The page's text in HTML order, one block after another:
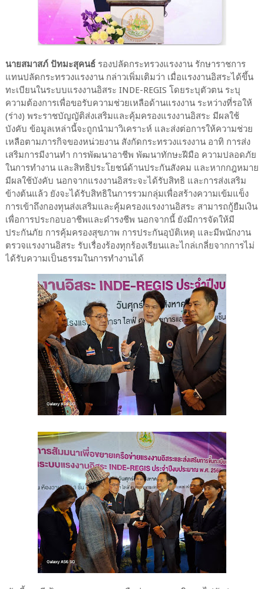
นายสมาสภ์ ปัทมะสุคนธ์รองปลัดกระทรวงแรงงาน รักษาราชการ
แทนปลัดกระทรวงแรงงาน กล่าวเพิ่มเติมว่า เมื่อแรงงานอิสระได้ขึ้น
ทะเบียนในระบบแรงงานอิสระ INDE-REGIS โดยระบุตัวตน ระบุ
ความต้องการเพื่อขอรับความช่วยเหลือด้านแรงงาน ระหว่างที่รอให้
(ร่าง) พระราชบัญญัติส่งเสริมและคุ้มครองแรงงานอิสระ มีผลใช้
บังคับ ข้อมูลเหล่านี้จะถูกนำมาวิเคราะห์ และส่งต่อการให้ความช่วย
เหลือตามภารกิจของหน่วยงาน สังกัดกระทรวงแรงงาน อาทิ การส่ง
เสริมการมีงานทำ การพัฒนาอาชีพ พัฒนาทักษะฝีมือ ความปลอดภัย
ในการทำงาน และสิทธิประโยชน์ด้านประกันสังคม และหากกฎหมาย
มีผลใช้บังคับ นอกจากแรงงานอิสระจะได้รับสิทธิ และการส่งเสริม
ข้างต้นแล้ว ยังจะได้รับสิทธิในการรวมกลุ่มเพื่อสร้างความเข้มแข็ง
การเข้าถึงกองทุนส่งเสริมและคุ้มครองแรงงานอิสระ สามารถกู้ยืมเงิน
เพื่อการประกอบอาชีพและดำรงชีพ นอกจากนี้ ยังมีการจัดให้มี
ประกันภัย การคุ้มครองสุขภาพ การประกันอุบัติเหตุ และมีพนักงาน
ตรวจแรงงานอิสระ รับเรื่องร้องทุกร้องเรียนและไกล่เกลี่ยจากการไม่
ได้รับความเป็นธรรมในการทำงานได้